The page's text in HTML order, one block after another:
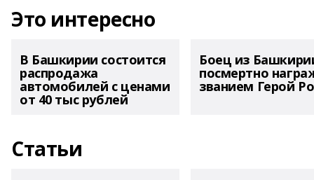
Это интересно
В Башкирии состоится
распродажа
автомобилей с ценами
от 40 тыс рублей
Боец из
посмертно
званием Герой
Статьи